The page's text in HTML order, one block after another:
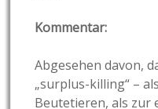
Kommentar:
Abgesehen davon,
„surplus-killing“ –
Beutetieren, als zur